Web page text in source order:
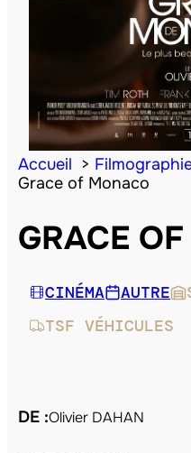
Accueil
Grace of Monaco
GRACE
CINÉMA AUTRE
TSF VÉHICULES
DE :Olivier DAHAN